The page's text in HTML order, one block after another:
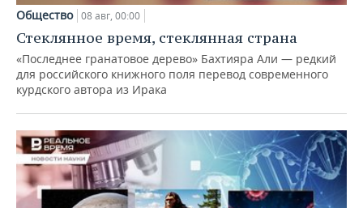
Общество 08 авг, 00:00
Стеклянное время, стеклянная страна
«Последнее гранатовое дерево» Бахтияра Али — редкий
для российского книжного поля перевод современного
курдского автора из Ирака